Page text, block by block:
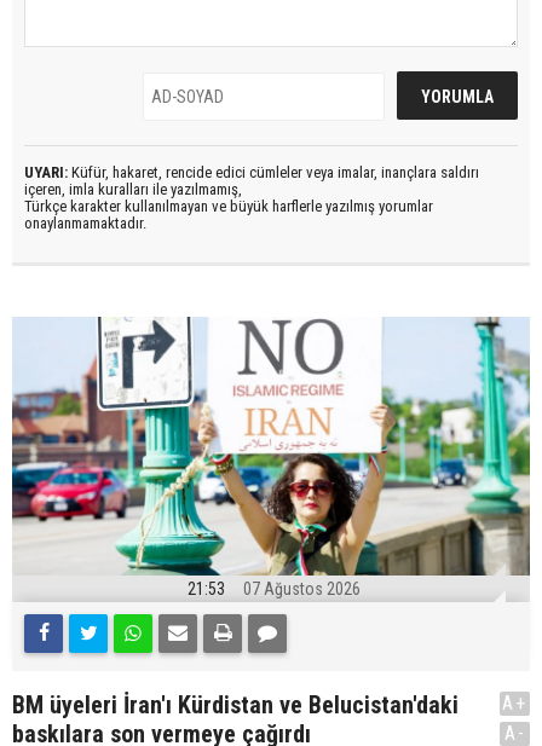
UYARI: Küfür, hakaret, rencide edici cümleler veya imalar, inançlara saldırı
içeren, imla kuralları ile yazılmamış,
Türkçe karakter kullanılmayan ve büyük harflerle yazılmış yorumlar
onaylanmamaktadır.
21:53 07 Ağustos 2026
BM üyeleri İran'ı Kürdistan ve Belucistan'daki
baskılara son vermeye çağırdı
A+
A-